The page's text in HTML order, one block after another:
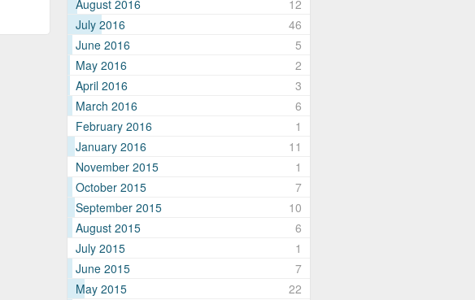
August 2016
12
July 2016
46
June 2016
5
May 2016
2
April 2016
3
March 2016
6
February 2016
1
January 2016
11
November 2015
1
October 2015
7
September 2015
10
August 2015
6
July 2015
1
June 2015
7
May 2015
22